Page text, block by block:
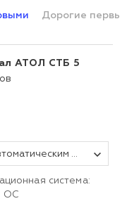
Дорогие
АТОЛ СТБ 5
Смарт-терминал АТОЛ СТБ 5 с автоматическим тарифом SIGMA и ИТС (без ФН, 5.0)
система:
ОС